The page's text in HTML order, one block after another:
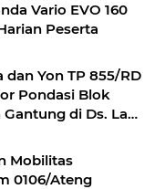
Vario EVO 160
Peserta
Yon TP 855/RD
Pondasi Blok
di Ds. Lawe
Mobilitas
0106/Ateng